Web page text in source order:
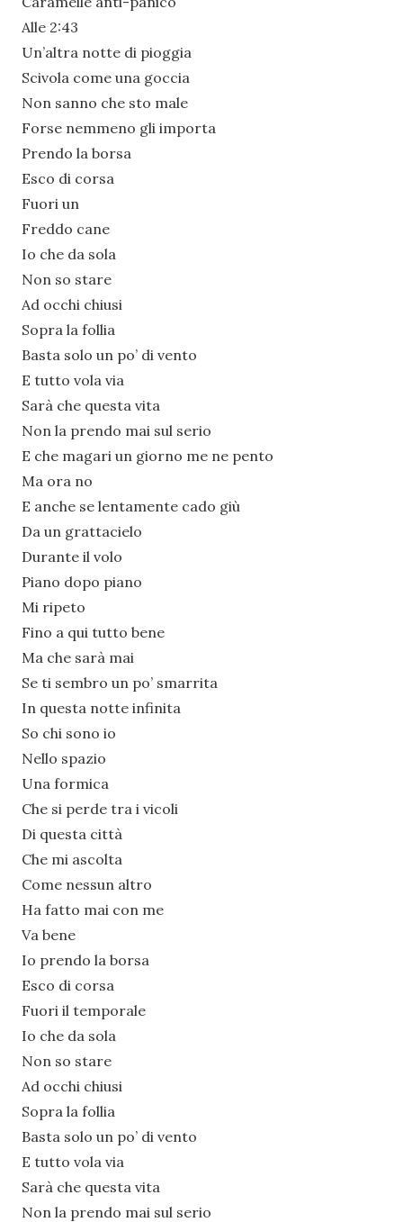
Alle 2:43
Un’altra notte di pioggia
Scivola come una goccia
Non sanno che sto male
Forse nemmeno gli importa
Prendo la borsa
Esco di corsa
Fuori un
Freddo cane
Io che da sola
Non so stare
Ad occhi chiusi
Sopra la follia
Basta solo un po’ di vento
E tutto vola via
Sarà che questa vita
Non la prendo mai sul serio
E che magari un giorno me ne pento
Ma ora no
E anche se lentamente cado giù
Da un grattacielo
Durante il volo
Piano dopo piano
Mi ripeto
Fino a qui tutto bene
Ma che sarà mai
Se ti sembro un po’ smarrita
In questa notte infinita
So chi sono io
Nello spazio
Una formica
Che si perde tra i vicoli
Di questa città
Che mi ascolta
Come nessun altro
Ha fatto mai con me
Va bene
Io prendo la borsa
Esco di corsa
Fuori il temporale
Io che da sola
Non so stare
Ad occhi chiusi
Sopra la follia
Basta solo un po’ di vento
E tutto vola via
Sarà che questa vita
Non la prendo mai sul serio